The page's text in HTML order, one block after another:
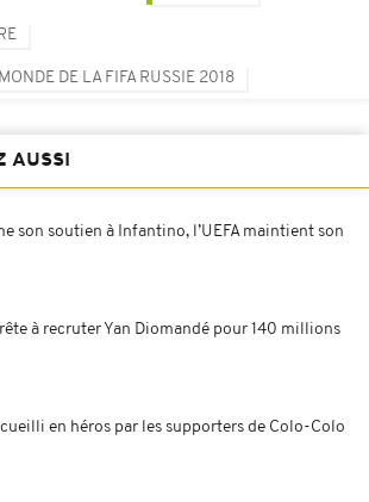
DE LA FIFA RUSSIE 2018
AUSSI
son soutien à Infantino, l’UEFA maintient son
à recruter Yan Diomandé pour 140 millions
en héros par les supporters de Colo-Colo